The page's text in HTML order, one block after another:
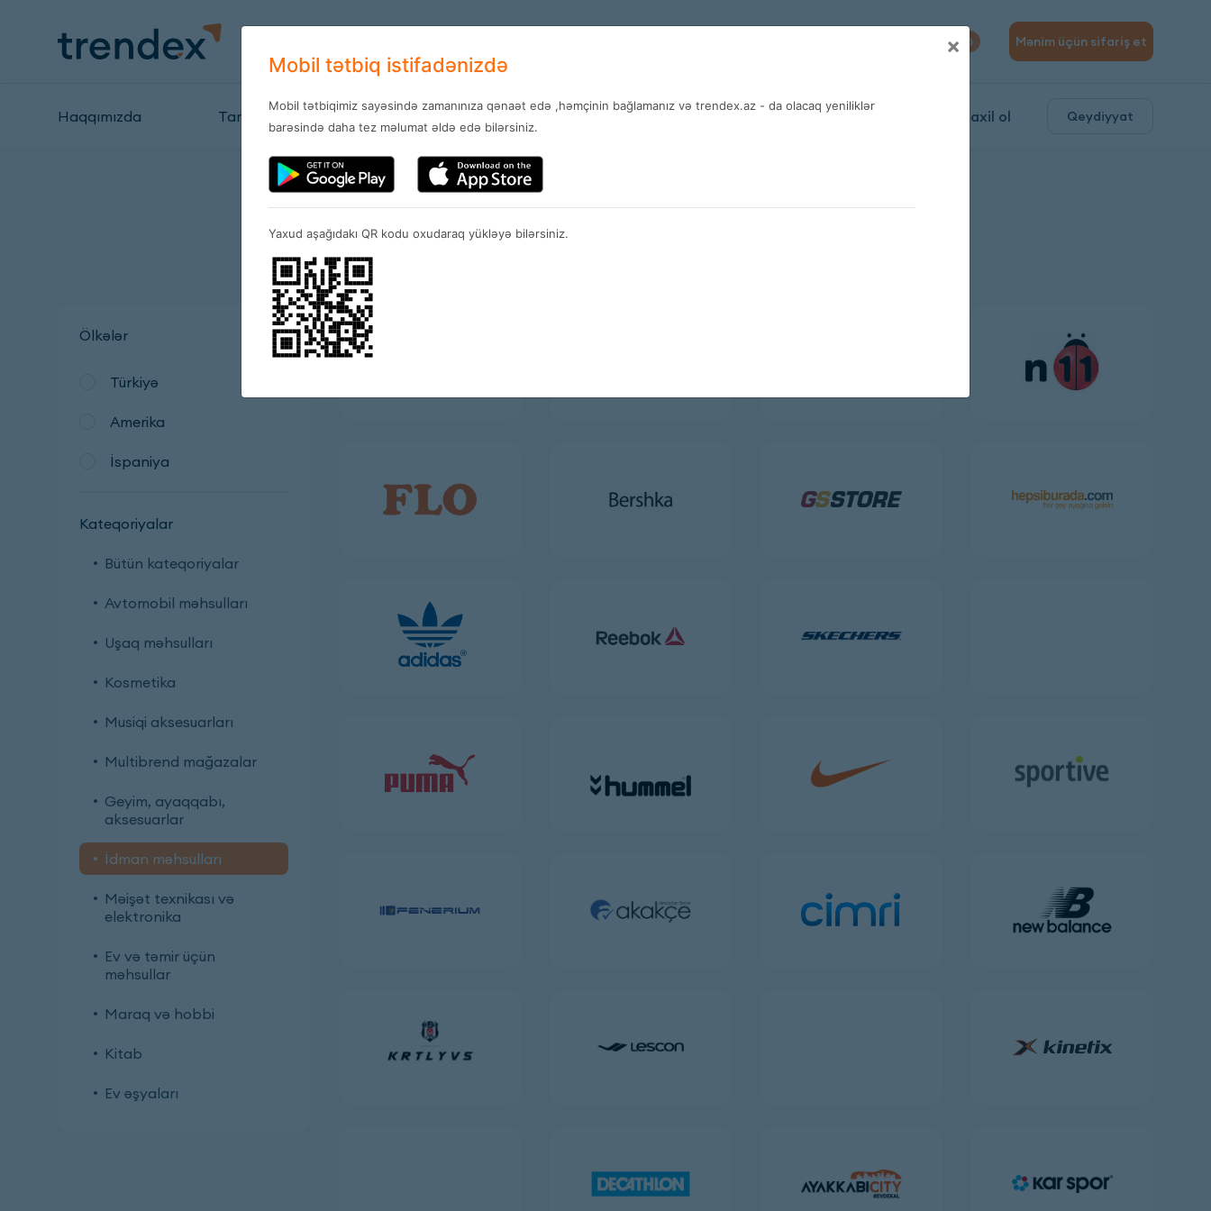
0 Mənim üçün sifariş et
Haqqımızda Tariflər Mağazalar Xidmətlər Daxil ol Qeydiyyat
Mağazalar
Ölkələr
Türkiyə
Amerika
İspaniya
Kateqoriyalar
Bütün kateqoriyalar
Avtomobil məhsulları
Uşaq məhsulları
Kosmetika
Musiqi aksesuarları
Multibrend mağazalar
Geyim, ayaqqabı,
aksesuarlar
İdman məhsulları
Məişət texnikası və
elektronika
Ev və təmir üçün
məhsullar
Maraq və hobbi
Kitab
Ev əşyaları
×
Mobil tətbiq istifadənizdə
Mobil tətbiqimiz sayəsində zamanınıza qənaət edə ,həmçinin bağlamanız və trendex.az - da olacaq yeniliklər
barəsində daha tez məlumat əldə edə bilərsiniz.
Yaxud aşağıdakı QR kodu oxudaraq yükləyə bilərsiniz.